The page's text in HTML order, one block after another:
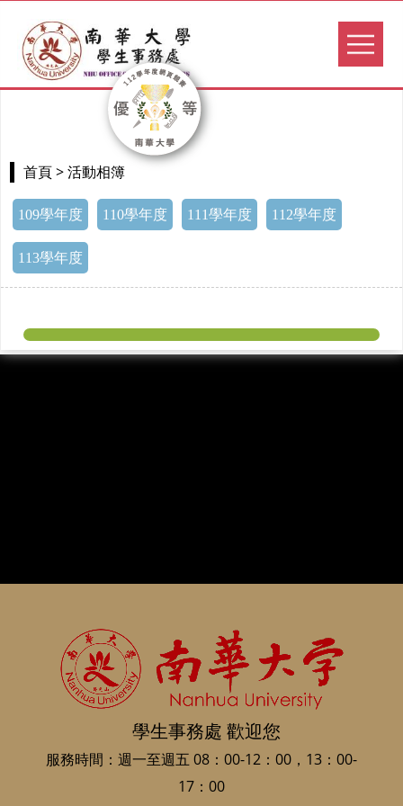
首頁 > 活動相簿
109學年度 110學年度 111學年度 112學年度
113學年度
學生事務處 歡迎您
服務時間：週一至週五 08：00-12：00，13：00-
17：00